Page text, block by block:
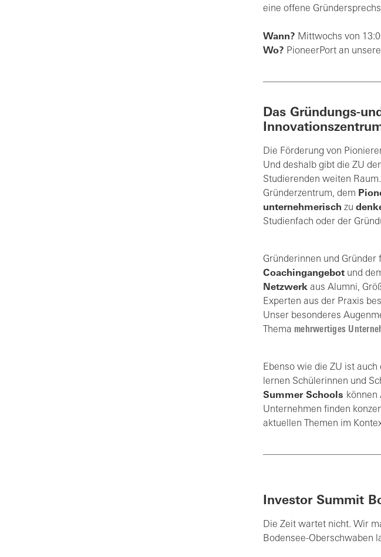
eine offene
Wann? Mittwochs von
Wo? PioneerPort an
Das Gründungs-und
Die Förderung von
Und deshalb gibt die ZU
Studierenden weiten
Gründerzentrum, dem
unternehmerisch zu
Studienfach oder der
Gründerinnen und Gründer
Coachingangebot und
Netzwerk aus Alumni,
Experten aus der Praxis
Unser besonderes
Thema mehrwertiges
Ebenso wie die ZU ist
lernen Schülerinnen und
Summer Schools können
Unternehmen finden
aktuellen Themen im
Investor Summit
Die Zeit wartet nicht. Wir
Bodensee-Oberschwaben